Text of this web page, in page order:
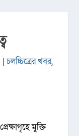
|চলচ্চিত্রের খবর,
মুক্তি